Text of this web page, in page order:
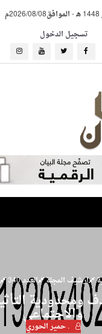
-الموافق2026/08/08م
تسجيل الدخول
ارشيف المجلة العدد 340
ومحدودية
والاجتماعي
. حمير الحوري